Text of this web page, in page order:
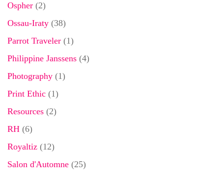
Ospher (2)
Ossau-Iraty (38)
Parrot Traveler (1)
Philippine Janssens (4)
Photography (1)
Print Ethic (1)
Resources (2)
RH (6)
Royaltiz (12)
Salon d'Automne (25)